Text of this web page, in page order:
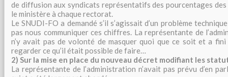
de diffusion aux syndicats représentatifs des pourcentages
le ministère à chaque rectorat.
Le SNUDI-FO a demandé s’il s’agissait d’un problème
pas nous communiquer ces chiffres. La représentante de
n’y avait pas de volonté de masquer quoi que ce soit et a fini
regarder ce qu’il était possible de faire…
2) Sur la mise en place du nouveau décret modifiant les
La représentante de l’administration n’avait pas prévu d’en